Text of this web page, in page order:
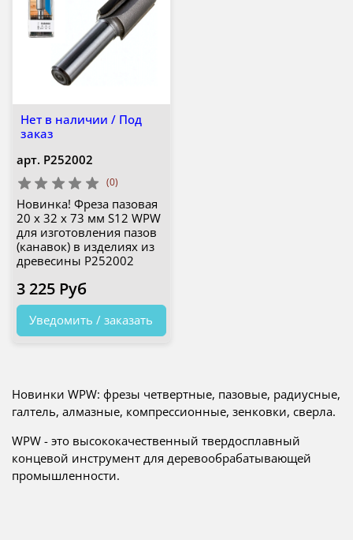
Нет в наличии / Под
заказ
арт. P252002
(0)
Новинка! Фреза пазовая
20 х 32 х 73 мм S12 WPW
для изготовления пазов
(канавок) в изделиях из
древесины P252002
3 225 Руб
Уведомить / заказать
Новинки WPW: фрезы четвертные, пазовые, радиусные,
галтель, алмазные, компрессионные, зенковки, сверла.
WPW - это высококачественный твердосплавный
концевой инструмент для деревообрабатывающей
промышленности.